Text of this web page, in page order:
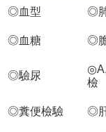
◎血型 ◎
◎血糖 ◎
◎驗尿
檢
◎糞便檢驗 ◎